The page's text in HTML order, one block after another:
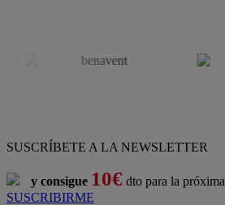
SUSCRÍBETE A LA NEWSLETTER
y consigue 10€ dto para la
SUSCRIBIRME